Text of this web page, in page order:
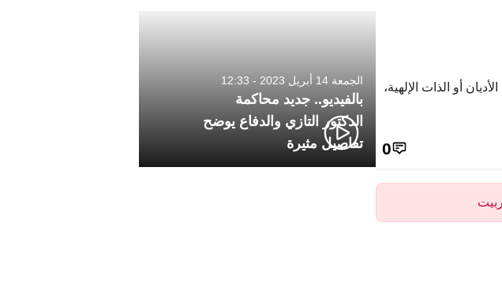
أو الذات الإلهية،
0
الجمعة 14 أبريل 2023 - 12:33
بالفيديو.. جديد محاكمة
الدكتور التازي والدفاع يوضح
تفاصيل مثيرة